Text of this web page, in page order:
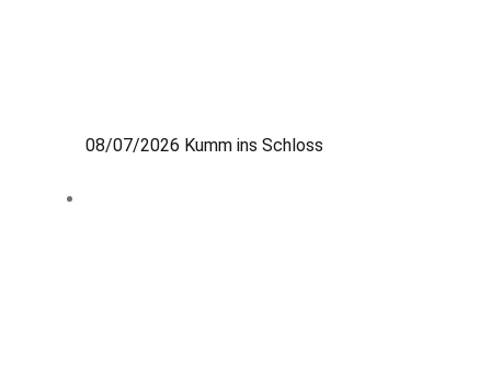
08/07/2026 Kumm ins Schloss